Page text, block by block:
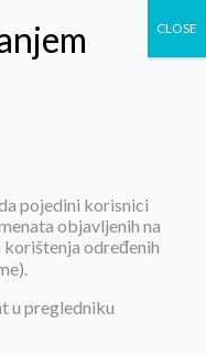
pojedini korisnici
objavljenih na
određenih
u pregledniku